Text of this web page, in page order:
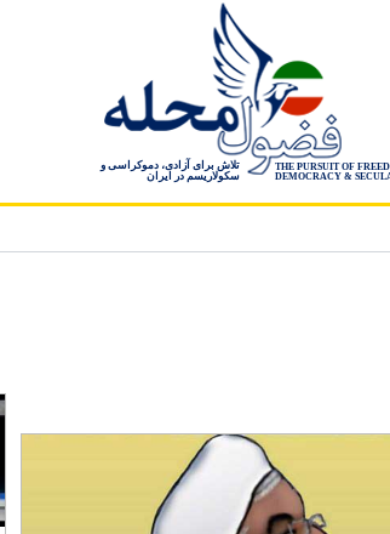
THE PURSUIT OF
DEMOCRACY &
تلاش برای آزادی، دموکراسی و
سکولاریسم در ایران